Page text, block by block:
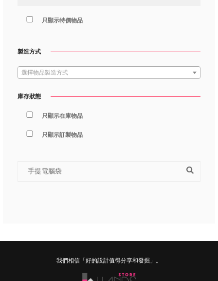
只顯示特價物品
製造方式
選擇物品製造方式
庫存狀態
只顯示在庫物品
只顯示訂製物品
我們相信「好的設計值得分享和發掘」。